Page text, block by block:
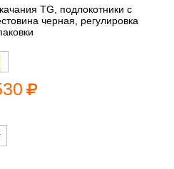
TG, подлокотники с
черная, регулировка